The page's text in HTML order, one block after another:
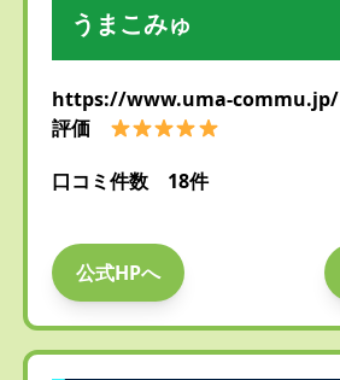
うまこみゅ
https://www.uma-commu.jp/
評価
口コミ件数 18件
公式HPへ